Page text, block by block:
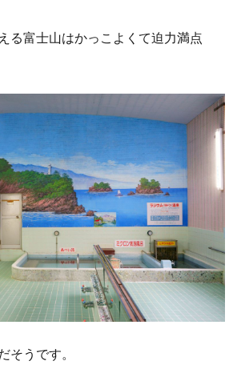
る富士山はかっこよくて迫力満点
そうです。